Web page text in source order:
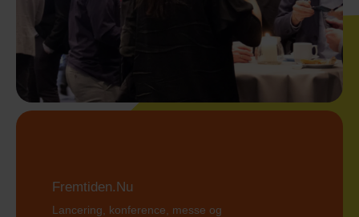
Fremtiden.Nu
Lancering, konference, messe og